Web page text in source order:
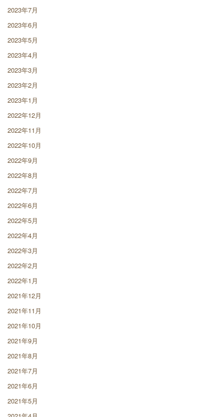
2023年7月
2023年6月
2023年5月
2023年4月
2023年3月
2023年2月
2023年1月
2022年12月
2022年11月
2022年10月
2022年9月
2022年8月
2022年7月
2022年6月
2022年5月
2022年4月
2022年3月
2022年2月
2022年1月
2021年12月
2021年11月
2021年10月
2021年9月
2021年8月
2021年7月
2021年6月
2021年5月